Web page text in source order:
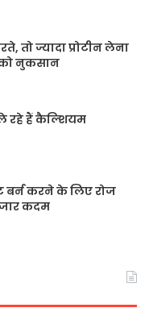
तो ज्यादा प्रोटीन लेना
नुकसान
रहे हैं कैल्शियम
बर्न करने के लिए रोज
कदम